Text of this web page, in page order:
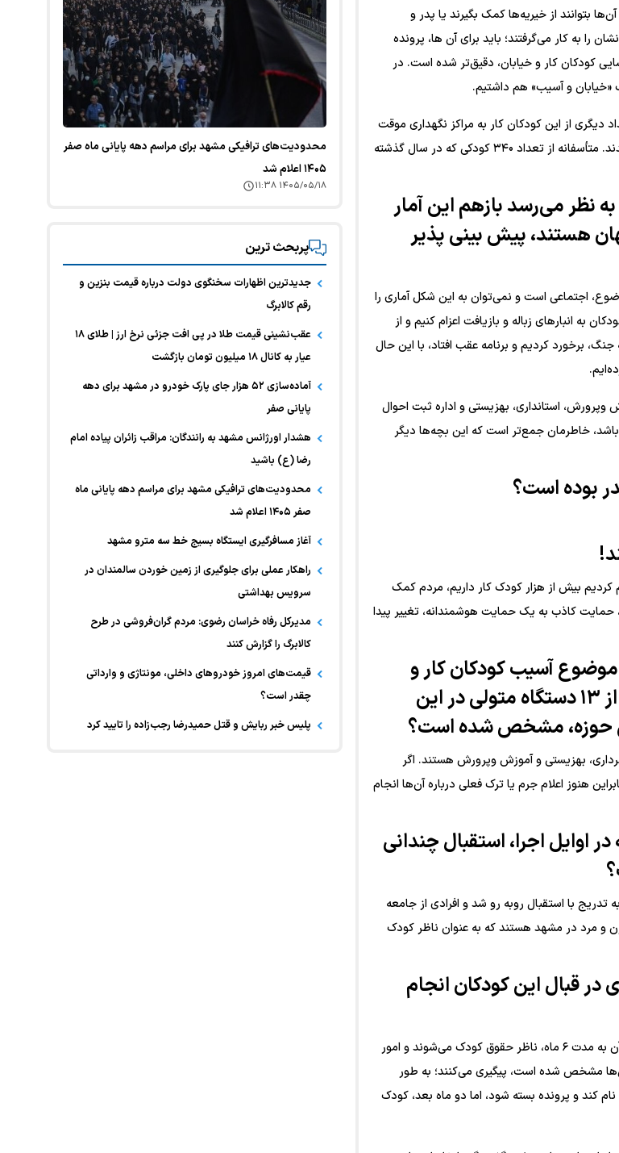
بتوانند از خیریه‌ها کمک بگیرند یا پدر و
را به کار می‌گرفتند؛ باید برای آن ها، پرونده
بچه ظلم می‌کنند. تقریبا ۶ سال است که شناسایی کودکان کار و خیابان، دقیق‌تر شده است. در
دیگری از این کودکان کار به مراکز نگهداری موقت
بهزیستی سپرده شدند و بعد از مدتی با بهبود شرایط خانواده، به آن‌ها تحویل داده شدند. متأسفانه از تعداد ۳۴۰ کودکی که در سال گذشته
نظر می‌رسد بازهم این آمار
هستند، پیش بینی پذیر
اجتماعی است و‌ نمی‌توان به این شکل آماری را
به انبار‌های زباله و بازیافت اعزام کنیم و از
برخورد کردیم و برنامه عقب افتاد، با این حال
استانداری، بهزیستی و اداره ثبت احوال
خاطرمان جمع‌تر است که این بچه‌ها دیگر
بوده است؟
کردیم بیش از هزار کودک کار داریم، مردم کمک
حمایت کاذب به یک حمایت هوشمندانه، تغییر پیدا
موضوع آسیب کودکان کار و
خیابان را برای دستگاه‌ها روشن کنید، اکنون چه تعداد از ۱۳ دستگاه متولی در این
حوزه، مشخص شده است؟
بهزیستی و آموزش وپرورش هستند. اگر
هنوز اعلام جرم یا ترک فعلی درباره آن‌ها انجام
اوایل اجرا، استقبال چندانی
تدریج با استقبال روبه رو شد و افرادی از جامعه
و مرد در مشهد هستند که به عنوان ناظر کودک
در قبال این کودکان انجام
ناظران، سمت سرپرست قانونی ندارند، اما حکمی برای آن‌ها صادر می‌شود که براساس آن به مدت ۶ ماه، ناظر حقوق کودک می‌شوند و امور
مشخص شده است، پیگیری می‌کنند؛ به طور
کند و پرونده بسته شود، اما دو ماه بعد، کودک
محدودیت‌های ترافیکی مشهد برای مراسم دهه پایانی ماه صفر
۱۴۰۵ اعلام شد
۱۴۰۵/۰۵/۱۸ ۱۱:۳۸
پربحث ترین
جدیدترین اظهارات سخنگوی دولت درباره قیمت بنزین و
رقم کالابرگ
عقب‌نشینی قیمت طلا در پی افت جزئی نرخ ارز | طلای ۱۸
عیار به کانال ۱۸ میلیون تومان بازگشت
آماده‌سازی ۵۲ هزار جای پارک خودرو در مشهد برای دهه
پایانی صفر
هشدار اورژانس مشهد به رانندگان: مراقب زائران پیاده امام
رضا (ع) باشید
محدودیت‌های ترافیکی مشهد برای مراسم دهه پایانی ماه
صفر ۱۴۰۵ اعلام شد
آغاز مسافرگیری ایستگاه بسیج خط سه مترو مشهد
راهکار عملی برای جلوگیری از زمین خوردن سالمندان در
سرویس بهداشتی
مدیرکل رفاه خراسان رضوی: مردم گران‌فروشی در طرح
کالابرگ را گزارش کنند
قیمت‌های امروز خودرو‌های داخلی، مونتاژی و وارداتی
چقدر است؟
پلیس خبر ربایش و قتل حمیدرضا رجب‌زاده را تایید کرد